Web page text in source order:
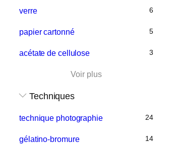
verre 6
papier cartonné 5
acétate de cellulose 3
Voir plus
Techniques
technique photographie 24
gélatino-bromure 14